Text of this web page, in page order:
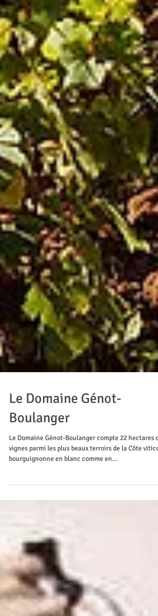
Le Domaine Génot-
Boulanger
Le Domaine Génot-Boulanger compte 22 hectares de
bourguignonne en blanc comme en...